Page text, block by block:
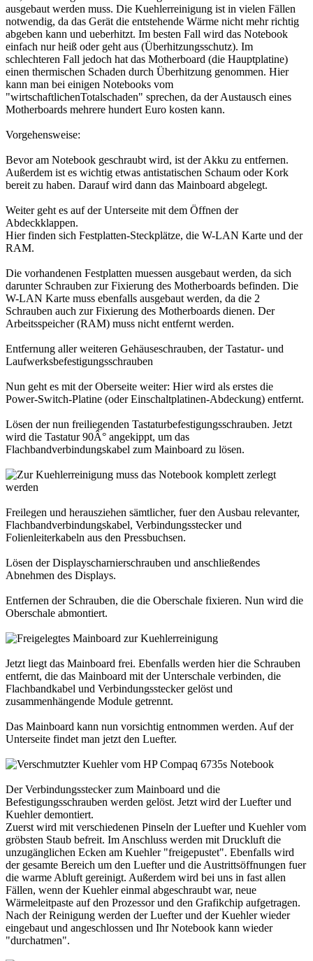
ausgebaut werden muss. Die Kuehlerreinigung ist in vielen Fällen
notwendig, da das Gerät die entstehende Wärme nicht mehr richtig
abgeben kann und ueberhitzt. Im besten Fall wird das Notebook
einfach nur heiß oder geht aus (Überhitzungsschutz). Im
schlechteren Fall jedoch hat das Motherboard (die Hauptplatine)
einen thermischen Schaden durch Überhitzung genommen. Hier
kann man bei einigen Notebooks vom
"wirtschaftlichenTotalschaden" sprechen, da der Austausch eines
Motherboards mehrere hundert Euro kosten kann.
Vorgehensweise:
Bevor am Notebook geschraubt wird, ist der Akku zu entfernen.
Außerdem ist es wichtig etwas antistatischen Schaum oder Kork
bereit zu haben. Darauf wird dann das Mainboard abgelegt.
Weiter geht es auf der Unterseite mit dem Öffnen der
Abdeckklappen.
Hier finden sich Festplatten-Steckplätze, die W-LAN Karte und der
RAM.
Die vorhandenen Festplatten muessen ausgebaut werden, da sich
darunter Schrauben zur Fixierung des Motherboards befinden. Die
W-LAN Karte muss ebenfalls ausgebaut werden, da die 2
Schrauben auch zur Fixierung des Motherboards dienen. Der
Arbeitsspeicher (RAM) muss nicht entfernt werden.
Entfernung aller weiteren Gehäuseschrauben, der Tastatur- und
Laufwerksbefestigungsschrauben
Nun geht es mit der Oberseite weiter: Hier wird als erstes die
Power-Switch-Platine (oder Einschaltplatinen-Abdeckung) entfernt.
Lösen der nun freiliegenden Tastaturbefestigungsschrauben. Jetzt
wird die Tastatur 90Â° angekippt, um das
Flachbandverbindungskabel zum Mainboard zu lösen.
Freilegen und herausziehen sämtlicher, fuer den Ausbau relevanter,
Flachbandverbindungskabel, Verbindungsstecker und
Folienleiterkabeln aus den Pressbuchsen.
Lösen der Displayscharnierschrauben und anschließendes
Abnehmen des Displays.
Entfernen der Schrauben, die die Oberschale fixieren. Nun wird die
Oberschale abmontiert.
Jetzt liegt das Mainboard frei. Ebenfalls werden hier die Schrauben
entfernt, die das Mainboard mit der Unterschale verbinden, die
Flachbandkabel und Verbindungsstecker gelöst und
zusammenhängende Module getrennt.
Das Mainboard kann nun vorsichtig entnommen werden. Auf der
Unterseite findet man jetzt den Luefter.
Der Verbindungsstecker zum Mainboard und die
Befestigungsschrauben werden gelöst. Jetzt wird der Luefter und
Kuehler demontiert.
Zuerst wird mit verschiedenen Pinseln der Luefter und Kuehler vom
gröbsten Staub befreit. Im Anschluss werden mit Druckluft die
unzugänglichen Ecken am Kuehler "freigepustet". Ebenfalls wird
der gesamte Bereich um den Luefter und die Austrittsöffnungen fuer
die warme Abluft gereinigt. Außerdem wird bei uns in fast allen
Fällen, wenn der Kuehler einmal abgeschraubt war, neue
Wärmeleitpaste auf den Prozessor und den Grafikchip aufgetragen.
Nach der Reinigung werden der Luefter und der Kuehler wieder
eingebaut und angeschlossen und Ihr Notebook kann wieder
"durchatmen".